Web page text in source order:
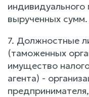
индивидуального
вырученных сумм.
7. Должностные
(таможенных
имущество
агента) -